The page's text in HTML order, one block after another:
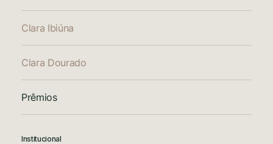
Clara Ibiúna
Clara Dourado
Prêmios
Institucional